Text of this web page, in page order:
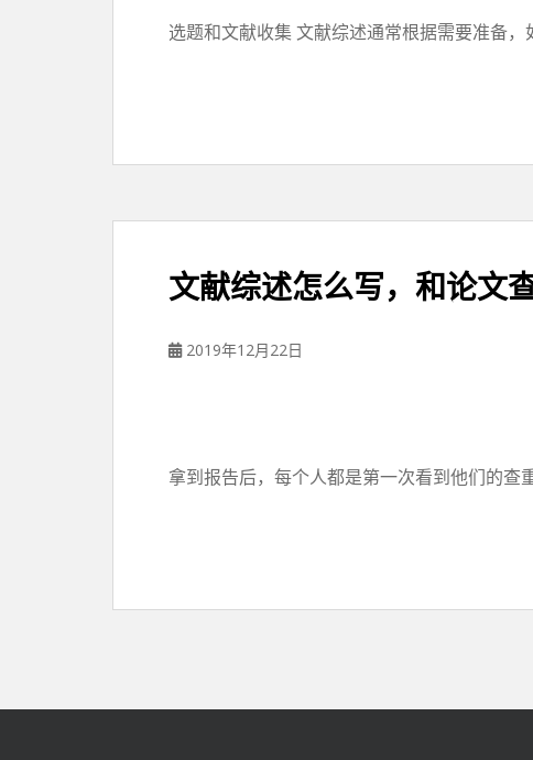
选题和文献收集 文献综述通常根据需要准备
文献综述怎么写，和论文
2019年12月22日
拿到报告后，每个人都是第一次看到他们的